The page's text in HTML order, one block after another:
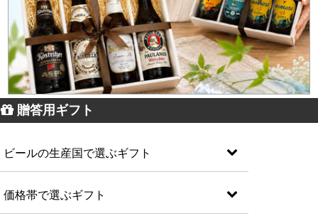
贈答用ギフト
ビールの生産国で選ぶギフト
価格帯で選ぶギフト